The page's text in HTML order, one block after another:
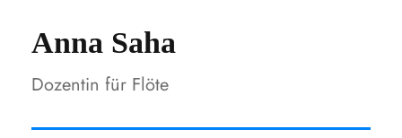
Anna Saha
Dozentin für Flöte